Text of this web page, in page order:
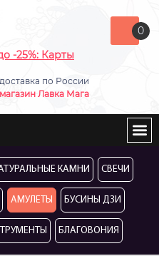
-25%: Карты
доставка по России
магазин Лавка Мага
0
КАМНИ СВЕЧИ
АМУЛЕТЫ БУСИНЫ ДЗИ
БЛАГОВОНИЯ